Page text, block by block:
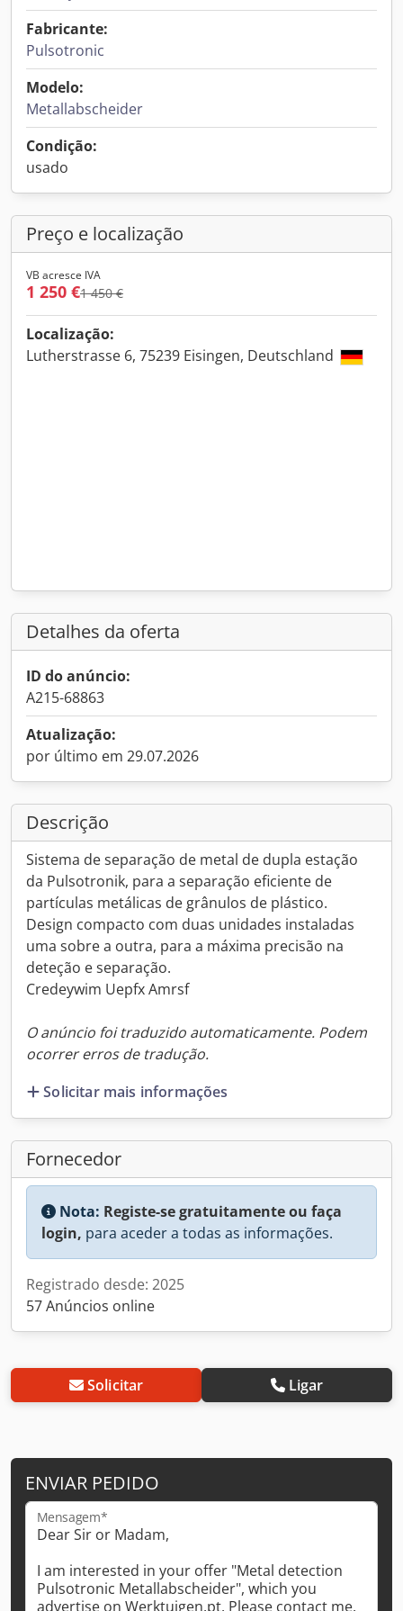
Fabricante:
Pulsotronic
Modelo:
Metallabscheider
Condição:
usado
Preço e localização
VB acresce IVA
1 250 €1 450 €
Localização:
Lutherstrasse 6, 75239 Eisingen, Deutschland
Detalhes da oferta
ID do anúncio:
A215-68863
Atualização:
por último em 29.07.2026
Descrição
Sistema de separação de metal de dupla estação
da Pulsotronik, para a separação eficiente de
partículas metálicas de grânulos de plástico.
Design compacto com duas unidades instaladas
uma sobre a outra, para a máxima precisão na
deteção e separação.
Credeywim Uepfx Amrsf
O anúncio foi traduzido automaticamente. Podem
ocorrer erros de tradução.
Solicitar mais informações
Fornecedor
Nota: Registe-se gratuitamente ou faça
login, para aceder a todas as informações.
Registrado desde: 2025
57 Anúncios online
Solicitar Ligar
ENVIAR PEDIDO
Mensagem*